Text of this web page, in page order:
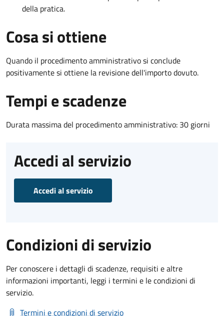
della pratica.
Cosa si ottiene
Quando il procedimento amministrativo si conclude
positivamente si ottiene la revisione dell'importo dovuto.
Tempi e scadenze
Durata massima del procedimento amministrativo: 30 giorni
Accedi al servizio
Accedi al servizio
Condizioni di servizio
Per conoscere i dettagli di scadenze, requisiti e altre
informazioni importanti, leggi i termini e le condizioni di
servizio.
Termini e condizioni di servizio